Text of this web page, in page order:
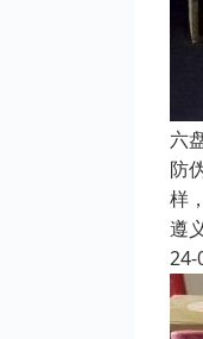
六
防
样
遵
24-